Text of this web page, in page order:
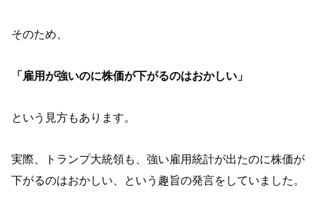
そのため、
「雇用が強いのに株価が下がるのはおかしい」
という見方もあります。
実際、トランプ大統領も、強い雇用統計が出たのに株価が
下がるのはおかしい、という趣旨の発言をしていました。